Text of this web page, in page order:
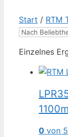
Start / RTM
Einzelnes
0 von 5